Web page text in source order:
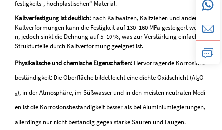
festigkeits-, hochplastischen“ Material.
Kaltverfestigung ist deutlich: nach Kaltwalzen, Kaltziehen und anderen
Kaltverformungen kann die Festigkeit auf 130–160 MPa gesteigert werde
n, jedoch sinkt die Dehnung auf 5–10 %, was zur Verstärkung einfacher
Strukturteile durch Kaltverformung geeignet ist.
Physikalische und chemische Eigenschaften: Hervorragende Korrosions
beständigkeit: Die Oberfläche bildet leicht eine dichte Oxidschicht (Al₂O
₃), in der Atmosphäre, im Süßwasser und in den meisten neutralen Medi
en ist die Korrosionsbeständigkeit besser als bei Aluminiumlegierungen,
allerdings nur nicht beständig gegen starke Säuren und Laugen.